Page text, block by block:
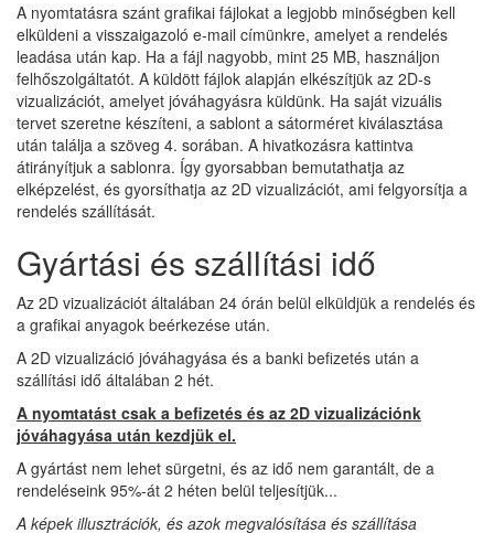
A nyomtatásra szánt grafikai fájlokat a legjobb minőségben kell
elküldeni a visszaigazoló e-mail címünkre, amelyet a rendelés
leadása után kap. Ha a fájl nagyobb, mint 25 MB, használjon
felhőszolgáltatót. A küldött fájlok alapján elkészítjük az 2D-s
vizualizációt, amelyet jóváhagyásra küldünk. Ha saját vizuális
tervet szeretne készíteni, a sablont a sátorméret kiválasztása
után találja a szöveg 4. sorában. A hivatkozásra kattintva
átirányítjuk a sablonra. Így gyorsabban bemutathatja az
elképzelést, és gyorsíthatja az 2D vizualizációt, ami felgyorsítja a
rendelés szállítását.
Gyártási és szállítási idő
Az 2D vizualizációt általában 24 órán belül elküldjük a rendelés és
a grafikai anyagok beérkezése után.
A 2D vizualizáció jóváhagyása és a banki befizetés után a
szállítási idő általában 2 hét.
A nyomtatást csak a befizetés és az 2D vizualizációnk
jóváhagyása után kezdjük el.
A gyártást nem lehet sürgetni, és az idő nem garantált, de a
rendeléseink 95%-át 2 héten belül teljesítjük...
A képek illusztrációk, és azok megvalósítása és szállítása